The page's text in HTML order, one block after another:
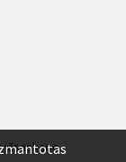
jāsaskaņo.